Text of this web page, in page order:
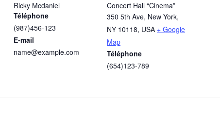
Ricky Mcdaniel
Téléphone
(987)456-123
E-mail
name@example.com
Concert Hall “Cinema”
350 5th Ave, New York,
NY 10118, USA + Google
Map
Téléphone
(654)123-789